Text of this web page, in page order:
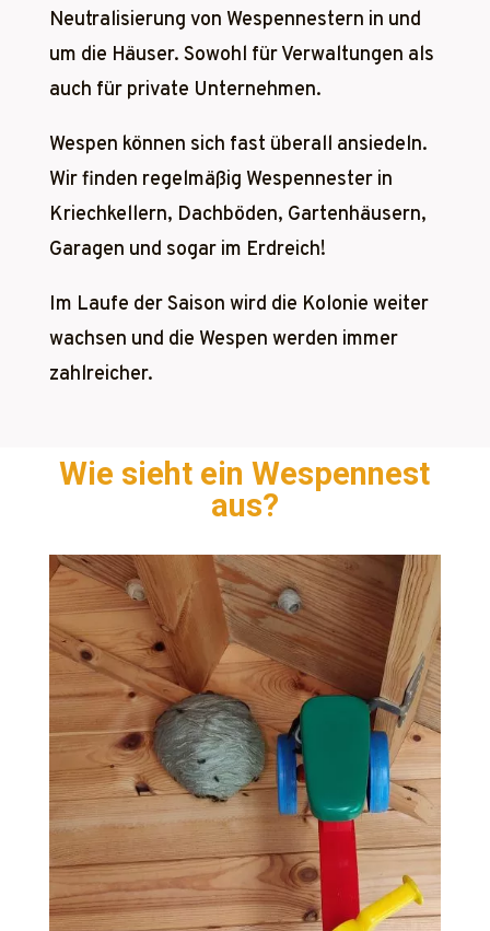
Neutralisierung von Wespennestern in und
um die Häuser. Sowohl für Verwaltungen als
auch für private Unternehmen.
Wespen können sich fast überall ansiedeln.
Wir finden regelmäßig Wespennester in
Kriechkellern, Dachböden, Gartenhäusern,
Garagen und sogar im Erdreich!
Im Laufe der Saison wird die Kolonie weiter
wachsen und die Wespen werden immer
zahlreicher.
Wie sieht ein Wespennest
aus?